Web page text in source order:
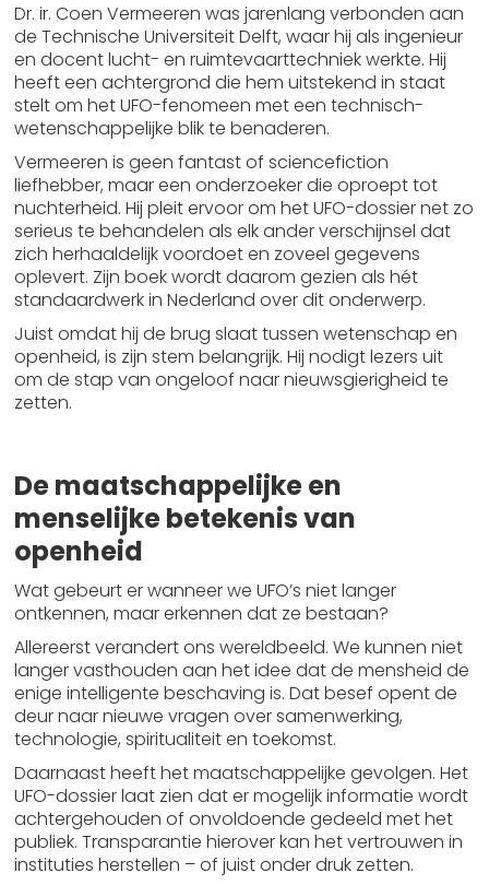
Dr. ir. Coen Vermeeren was jarenlang verbonden aan
de Technische Universiteit Delft, waar hij als ingenieur
en docent lucht- en ruimtevaarttechniek werkte. Hij
heeft een achtergrond die hem uitstekend in staat
stelt om het UFO-fenomeen met een technisch-
wetenschappelijke blik te benaderen.
Vermeeren is geen fantast of sciencefiction
liefhebber, maar een onderzoeker die oproept tot
nuchterheid. Hij pleit ervoor om het UFO-dossier net zo
serieus te behandelen als elk ander verschijnsel dat
zich herhaaldelijk voordoet en zoveel gegevens
oplevert. Zijn boek wordt daarom gezien als hét
standaardwerk in Nederland over dit onderwerp.
Juist omdat hij de brug slaat tussen wetenschap en
openheid, is zijn stem belangrijk. Hij nodigt lezers uit
om de stap van ongeloof naar nieuwsgierigheid te
zetten.
De maatschappelijke en
menselijke betekenis van
openheid
Wat gebeurt er wanneer we UFO’s niet langer
ontkennen, maar erkennen dat ze bestaan?
Allereerst verandert ons wereldbeeld. We kunnen niet
langer vasthouden aan het idee dat de mensheid de
enige intelligente beschaving is. Dat besef opent de
deur naar nieuwe vragen over samenwerking,
technologie, spiritualiteit en toekomst.
Daarnaast heeft het maatschappelijke gevolgen. Het
UFO-dossier laat zien dat er mogelijk informatie wordt
achtergehouden of onvoldoende gedeeld met het
publiek. Transparantie hierover kan het vertrouwen in
instituties herstellen – of juist onder druk zetten.